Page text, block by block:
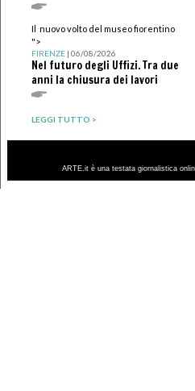
Il nuovo volto del museo fiorentino
">
FIRENZE| 06/08/2026
Nel futuro degli Uffizi. Tra due
anni la chiusura dei lavori
LEGGI TUTTO >
ARTE.it è una testata giornalistica